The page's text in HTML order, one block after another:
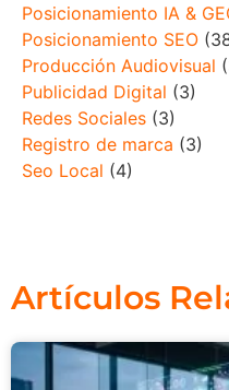
Posicionamiento IA &
Posicionamiento SEO
Producción Audiovisual
Publicidad Digital (3)
Redes Sociales (3)
Registro de marca (3)
Seo Local (4)
Artículos